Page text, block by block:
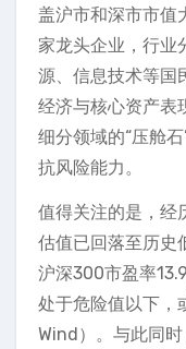
盖沪市和深市市值
家龙头企业，行业
源、信息技术等国
经济与核心资产表
细分领域的“压舱
抗风险能力。
值得关注的是，经
估值已回落至历史
沪深300市盈率
处于危险值以下，
Wind）。与此同